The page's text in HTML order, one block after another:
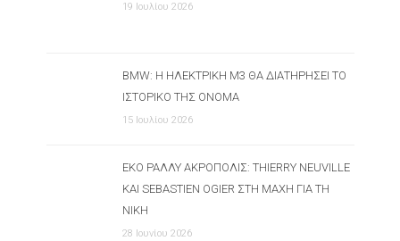
19 Ιουλίου 2026
BMW: Η ΗΛΕΚΤΡΙΚΉ M3 ΘΑ ΔΙΑΤΗΡΉΣΕΙ ΤΟ
ΙΣΤΟΡΙΚΌ ΤΗΣ ΌΝΟΜΑ
15 Ιουλίου 2026
ΕΚΟ ΡΆΛΛΥ ΑΚΡΌΠΟΛΙΣ: THIERRY NEUVILLE
ΚΑΙ SEBASTIEN OGIER ΣΤΗ ΜΆΧΗ ΓΙΑ ΤΗ
ΝΊΚΗ
28 Ιουνίου 2026